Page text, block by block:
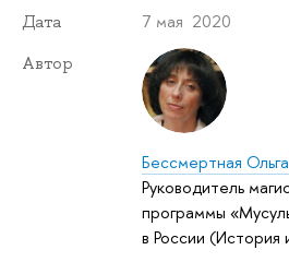
Дата 7 мая 2020
Автор
Бессмертная
Руководитель
программы
в России (История